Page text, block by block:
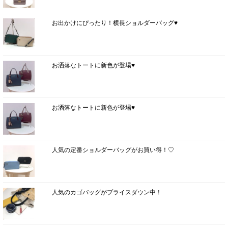
お出かけにぴったり！横長ショルダーバッグ♥
お洒落なトートに新色が登場♥
お洒落なトートに新色が登場♥
人気の定番ショルダーバッグがお買い得！♡
人気のカゴバッグがプライスダウン中！